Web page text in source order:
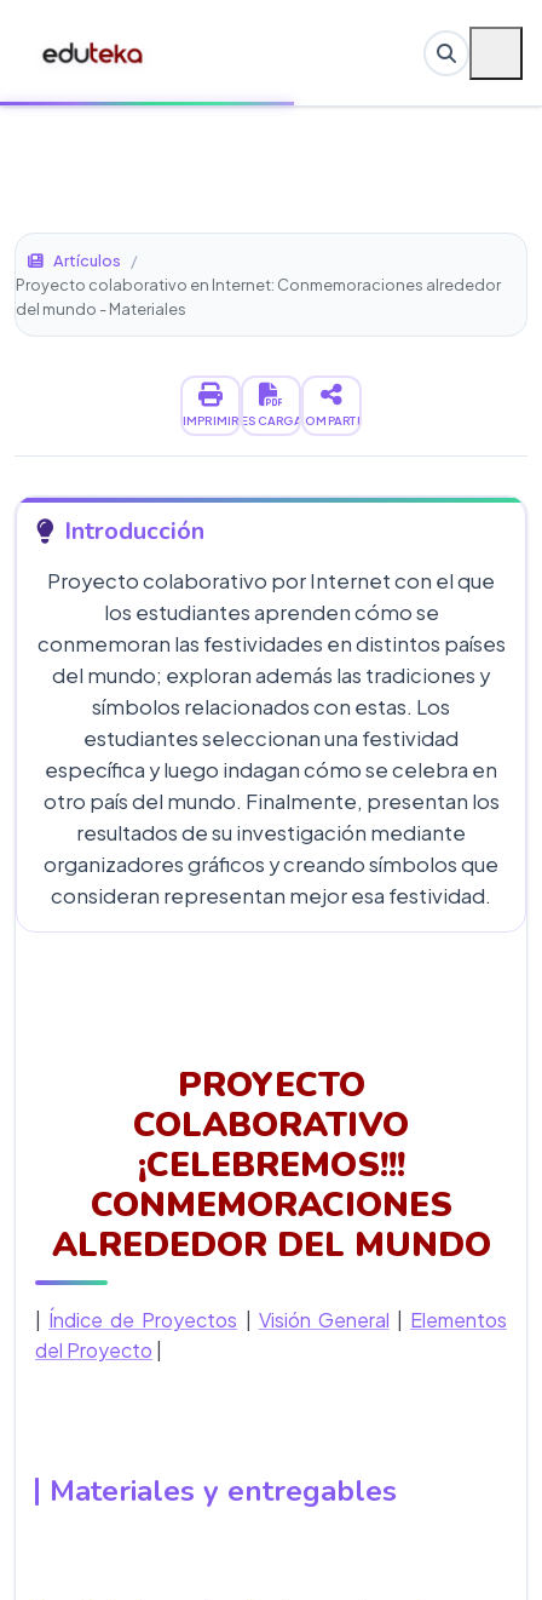
Artículos
/
Proyecto colaborativo en Internet: Conmemoraciones alrededor
del mundo - Materiales
IMPRIMIRDESCARGARCOMPARTIR
Introducción
Proyecto colaborativo por Internet con el que
los estudiantes aprenden cómo se
conmemoran las festividades en distintos países
del mundo; exploran además las tradiciones y
símbolos relacionados con estas. Los
estudiantes seleccionan una festividad
específica y luego indagan cómo se celebra en
otro país del mundo. Finalmente, presentan los
resultados de su investigación mediante
organizadores gráficos y creando símbolos que
consideran representan mejor esa festividad.
PROYECTO
COLABORATIVO
¡CELEBREMOS!!!
CONMEMORACIONES
ALREDEDOR DEL MUNDO
Índice de Proyectos Visión General
Elementos
del Proyecto
Materiales y entregables